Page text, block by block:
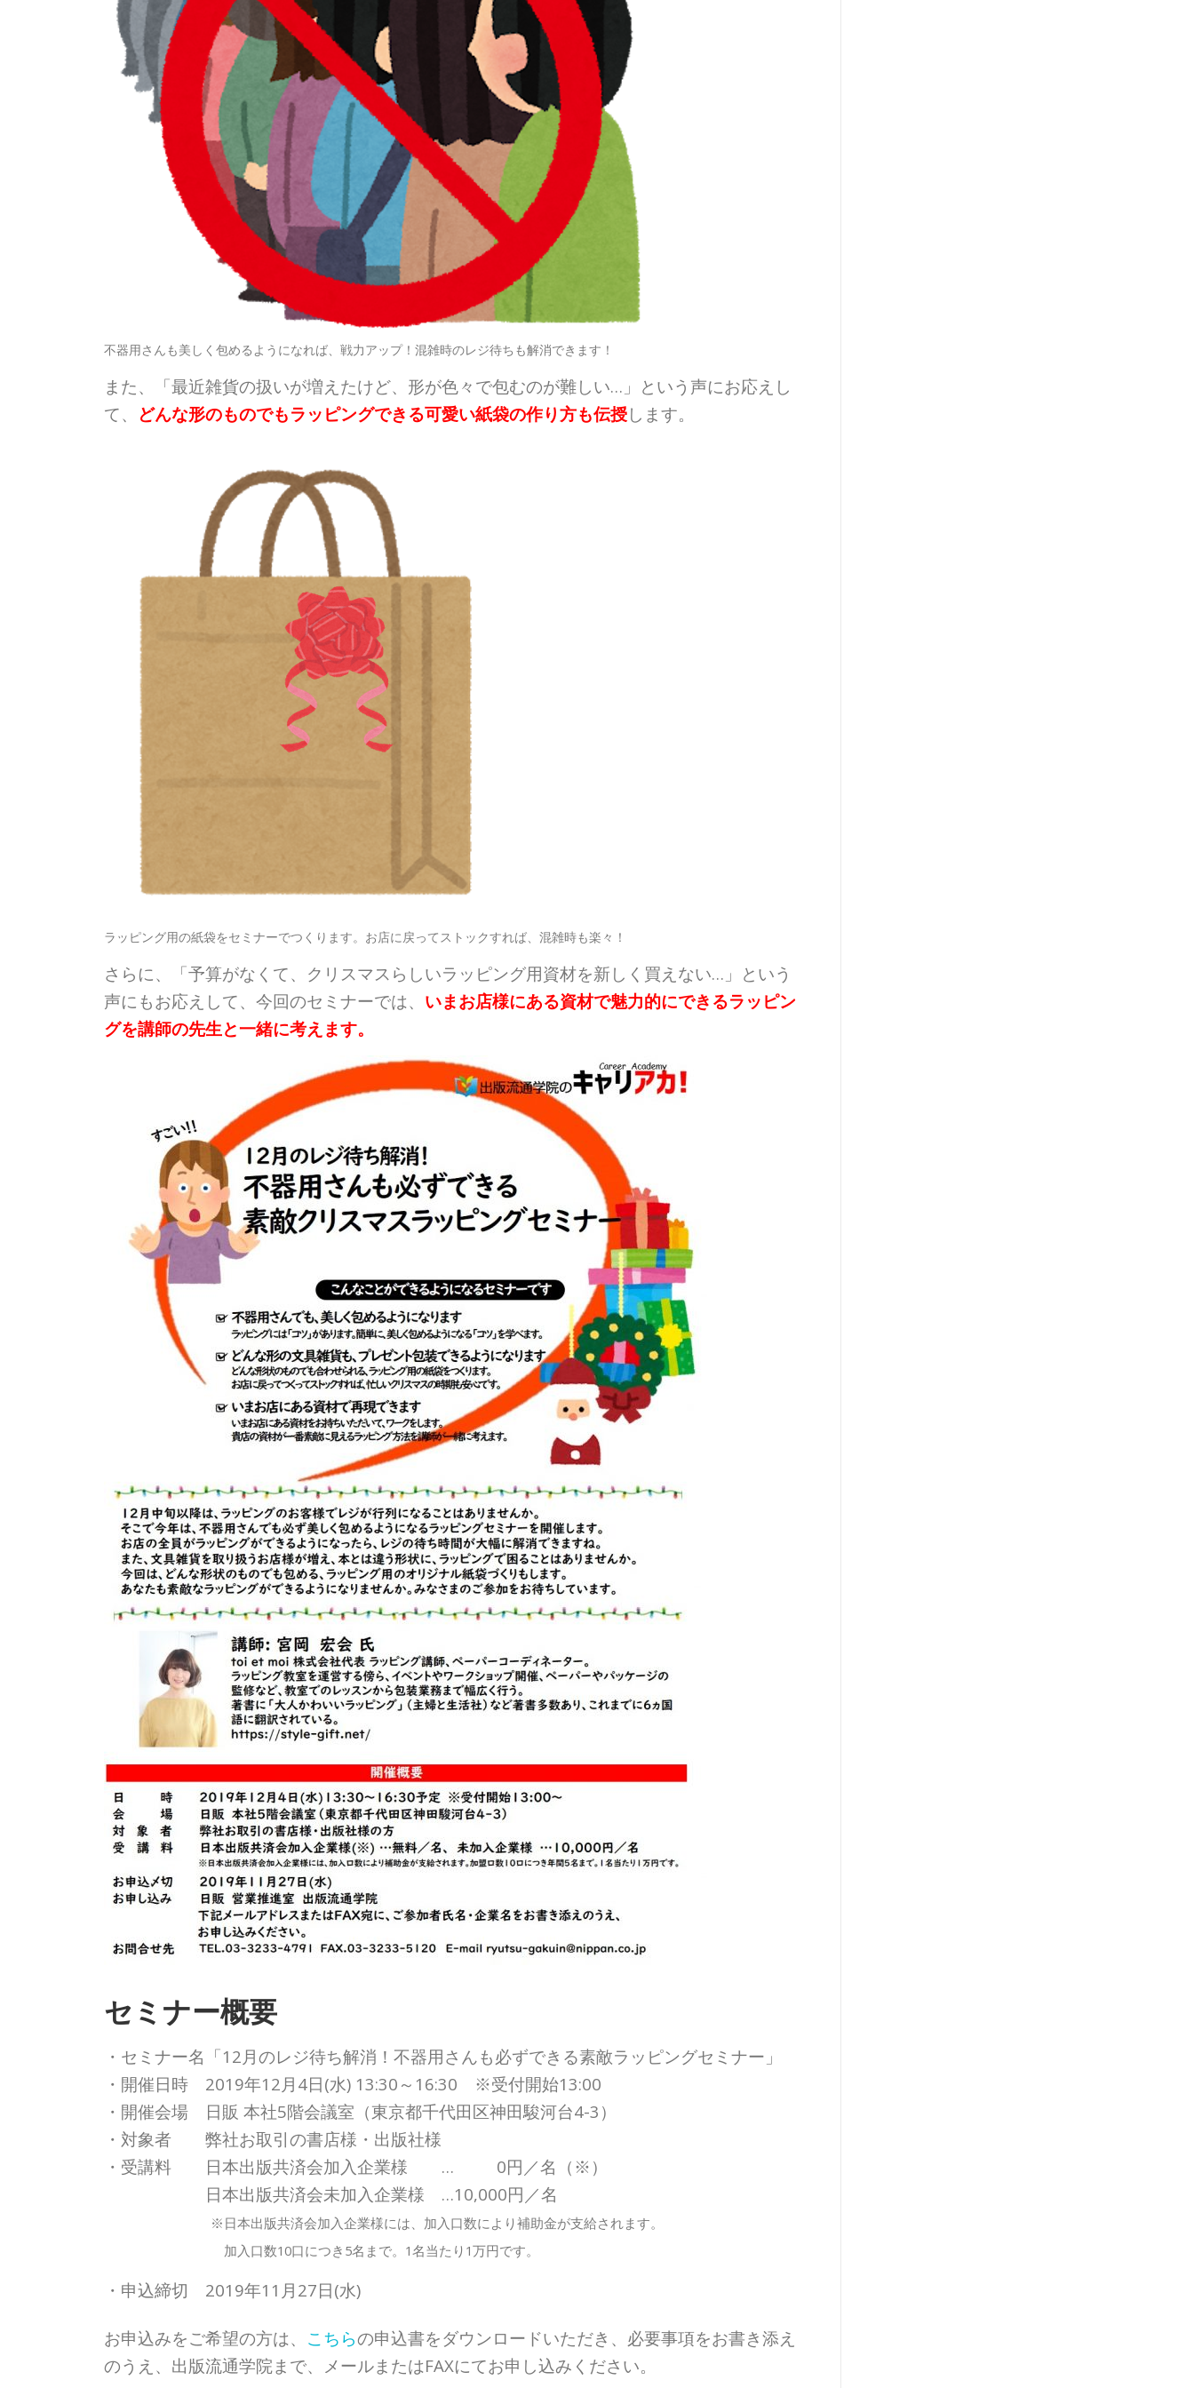
不器用さんも美しく包めるようになれば、戦力アップ！混雑時のレジ待ちも解消できます！
また、「最近雑貨の扱いが増えたけど、形が色々で包むのが難しい…」という声にお応えし
て、
どんな形のものでもラッピングできる可愛い紙袋の作り方も伝授します。
ラッピング用の紙袋をセミナーでつくります。お店に戻ってストックすれば、混雑時も楽々！
さらに、「予算がなくて、クリスマスらしいラッピング用資材を新しく買えない…」という
声にもお応えして、今回のセミナーでは、 いまお店様にある資材で魅力的にできるラッピン
グを講師の先生と一緒に考えます。
セミナー概要
・セミナー名「12月のレジ待ち解消！不器用さんも必ずできる素敵ラッピングセミナー」
・開催日時 2019年12月4日(水) 13:30～16:30 ※受付開始13:00
・開催会場 日販 本社5階会議室（東京都千代田区神田駿河台4-3）
・対象者 弊社お取引の書店様・出版社様
・受講料 日本出版共済会加入企業様 … 0円／名（※）
日本出版共済会未加入企業様 …10,000円／名
※日本出版共済会加入企業様には、加入口数により補助金が支給されます。
加入口数10口につき5名まで。1名当たり1万円です。
・申込締切 2019年11月27日(水)
お申込みをご希望の方は、 こちらの申込書をダウンロードいただき、必要事項をお書き添え
のうえ、出版流通学院まで、メールまたはFAXにてお申し込みください。